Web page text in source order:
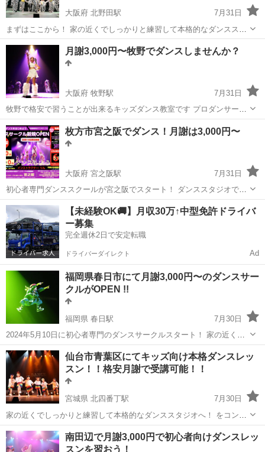
大阪府 北野田駅
7月31日
まずはここから！ 家の近くでしっかりと練習して本格的なダンススタ
ジオへ！ をコンセプトにしたダンス未経験の子どもたちのためのダン
スサークルです 月謝はリトルクラスは3,000円でキッズクラスは
4,000...
大阪 堺市 北野田駅 ジャズダンス 月謝
月謝3,000円〜牧野でダンスしませんか？
大阪府 牧野駅
7月31日
牧野で格安で習うことが出来るキッズダンス教室です プロダンサーり
ん先生による楽しいレッスン！ 鏡付きの練習場でガッツリダンスしま
しょう 初回体験は無料です ☆ダンスサークル...
大阪 枚方市 牧野駅 ヒップホップ 月謝
枚方市宮之阪でダンス！月謝は3,000円〜
大阪府 宮之阪駅
7月31日
初心者専門ダンススクールが宮之阪でスタート！ ダンススタジオで習
うのは怖い！ 上手い人ばっかりの中でいきなり始めるのはちょっ
と。。。 という人はこちらへ！ 未経験者専用のダンスサークルです
...
大阪 枚方市 宮之阪駅 ヒップホップ サークル
【未経験OK🚚】月収30万↑中型免許ドライバ
ー募集
完全週休2日で安定転職
ドライバーダイレクト Ad
福岡県春日市にて月謝3,000円〜のダンスサー
クルがOPEN !!
福岡県 春日駅
7月30日
2024年5月10日に初心者専門のダンスサークルスタート！ 家の近くで
しっかりと練習して本格的なダンススタジオへ！ をコンセプトにした
ダンス未経験の子どもたちのためのダンスサークルです 先生はプロ
ダ...
福岡 春日市 春日駅 ヒップホップ サークル
仙台市青葉区にてキッズ向け本格ダンスレッ
スン！！格安月謝で受講可能！！
宮城県 北四番丁駅
7月30日
家の近くでしっかりと練習して本格的なダンススタジオへ！ をコンセ
プトにしたダンス未経験の子どもたちのためのダンススクールです 月
謝はたったの4,000円から！ ぜひ習いに来てください 体験はジモティ
宮城 仙台市 北四番丁駅 その他 月謝
南田辺で月謝3,000円で初心者向けダンスレッ
スンを習おう！